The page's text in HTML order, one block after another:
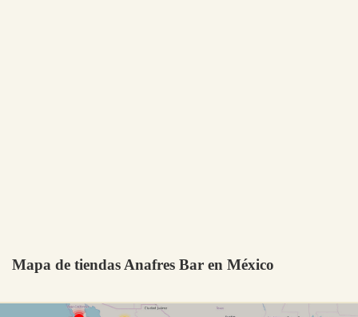
Mapa de tiendas Anafres Bar en México